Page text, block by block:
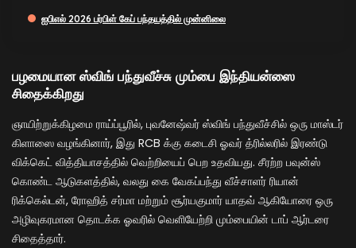
ஐபிஎல் 2026 பர்பிள் கேப் பந்தயத்தில் முன்னிலை
பழமையான ஸ்விங் பந்துவீச்சு மும்பை இந்தியன்ஸை
சிதைக்கிறது
ஞாயிற்றுக்கிழமை ராய்ப்பூரில், புவனேஷ்வர் ஸ்விங் பந்துவீச்சில் ஒரு மாஸ்டர்
கிளாஸை வழங்கினார், இது RCB க்கு கடைசி ஓவர் த்ரில்லரில் இரண்டு
விக்கெட் வித்தியாசத்தில் வெற்றியைப் பெற உதவியது. சீரற்ற பவுன்ஸ்
கொண்ட ஆடுகளத்தில், வலது கை வேகப்பந்து வீச்சாளர் ரியான்
ரிக்கெல்டன், ரோஹித் சர்மா மற்றும் சூர்யகுமார் யாதவ் ஆகியோரை ஒரு
அழிவுகரமான தொடக்க ஓவரில் வெளியேற்றி மும்பையின் டாப் ஆர்டரை
சிதைத்தார்.